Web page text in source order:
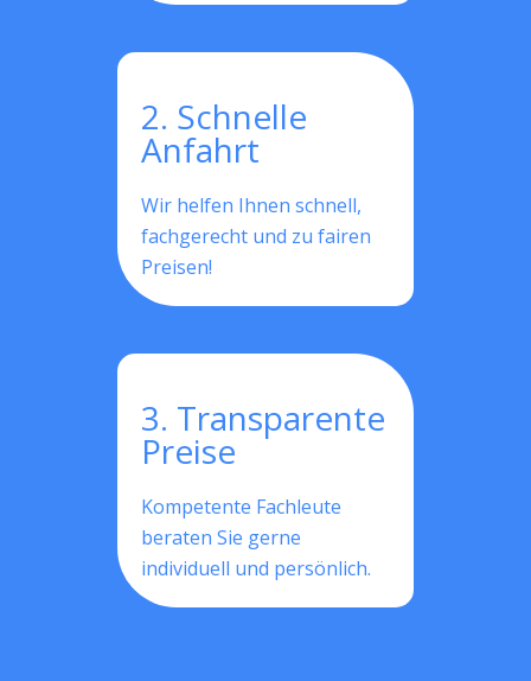
2. Schnelle
Anfahrt
Wir helfen Ihnen schnell,
fachgerecht und zu fairen
Preisen!
3. Transparente
Preise
Kompetente Fachleute
beraten Sie gerne
individuell und persönlich.